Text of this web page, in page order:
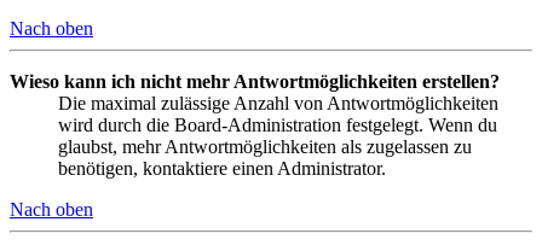
Nach oben
Wieso kann ich nicht mehr Antwortmöglichkeiten erstellen?
Die maximal zulässige Anzahl von Antwortmöglichkeiten
wird durch die Board-Administration festgelegt. Wenn du
glaubst, mehr Antwortmöglichkeiten als zugelassen zu
benötigen, kontaktiere einen Administrator.
Nach oben